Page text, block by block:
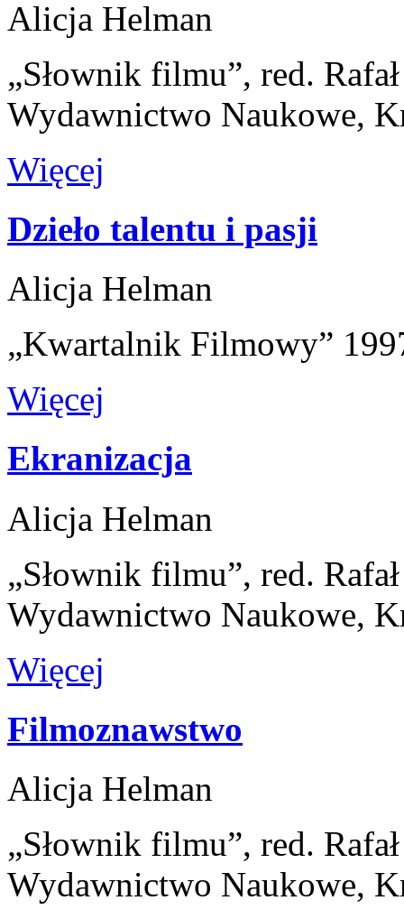
Alicja Helman
„Słownik filmu”, red.
Wydawnictwo Naukowe,
Więcej
Dzieło talentu i pasji
Alicja Helman
„Kwartalnik Filmowy”
Więcej
Ekranizacja
Alicja Helman
„Słownik filmu”, red.
Wydawnictwo Naukowe,
Więcej
Filmoznawstwo
Alicja Helman
„Słownik filmu”, red.
Wydawnictwo Naukowe,